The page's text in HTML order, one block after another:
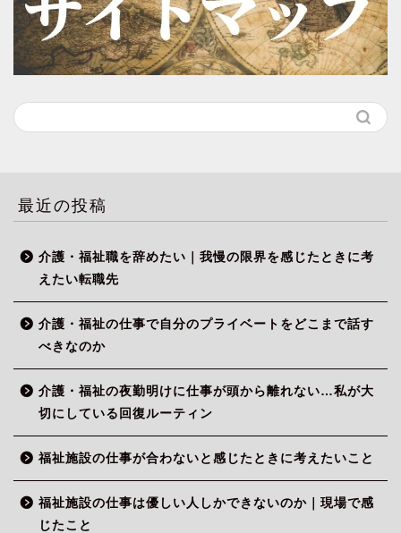
最近の投稿
介護・福祉職を辞めたい｜我慢の限界を感じたときに考
えたい転職先
介護・福祉の仕事で自分のプライベートをどこまで話す
べきなのか
介護・福祉の夜勤明けに仕事が頭から離れない…私が大
切にしている回復ルーティン
福祉施設の仕事が合わないと感じたときに考えたいこと
福祉施設の仕事は優しい人しかできないのか｜現場で感
じたこと